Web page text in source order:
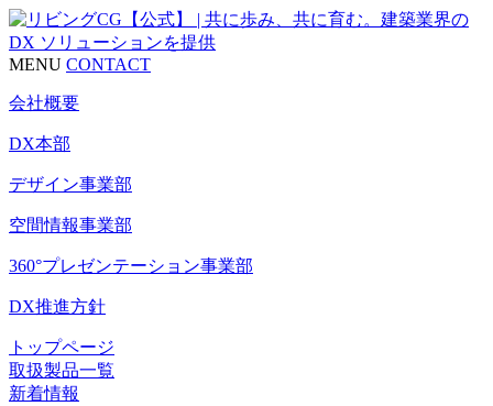
MENU CONTACT
会社概要
DX本部
デザイン事業部
空間情報事業部
360°プレゼンテーション事業部
DX推進方針
トップページ
取扱製品一覧
新着情報